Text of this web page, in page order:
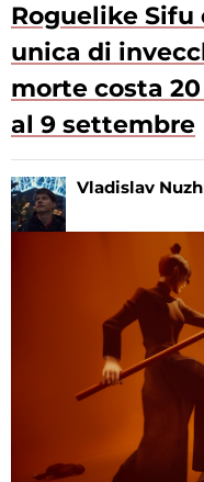
Roguelike Sifu
unica di
morte costa
al 9 settembre
Vladislav